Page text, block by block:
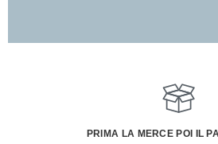
PRIMA LA MERCE POI IL